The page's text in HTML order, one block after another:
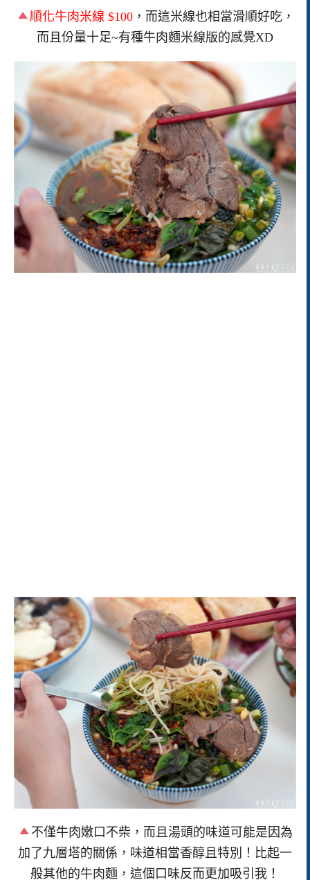
順化牛肉米線 $100，而這米線也相當滑順好吃，
而且份量十足~有種牛肉麵米線版的感覺XD
不僅牛肉嫩口不柴，而且湯頭的味道可能是因為
加了九層塔的關係，味道相當香醇且特別！比起一
般其他的牛肉麵，這個口味反而更加吸引我！